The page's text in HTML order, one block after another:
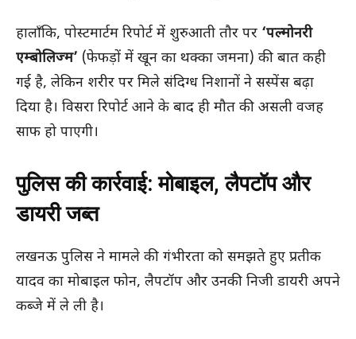
हालाँकि, पोस्टमार्टम रिपोर्ट में शुरुआती तौर पर ‘पल्मोनरी
एम्बोलिज्म’ (फेफड़ों में खून का थक्का जमना) की बात कही
गई है, लेकिन शरीर पर मिले संदिग्ध निशानों ने सस्पेंस बढ़ा
दिया है। विसरा रिपोर्ट आने के बाद ही मौत की असली वजह
साफ हो पाएगी।
पुलिस की कार्रवाई: मोबाइल, लैपटॉप और
डायरी जब्त
लखनऊ पुलिस ने मामले की गंभीरता को समझते हुए प्रतीक
यादव का मोबाइल फोन, लैपटॉप और उनकी निजी डायरी अपने
कब्जे में ले ली है।